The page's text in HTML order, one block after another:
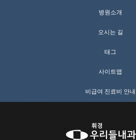
병원소개
오시는 길
태그
사이트맵
비급여 진료비 안내